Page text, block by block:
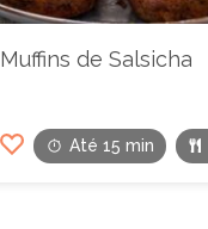
Muffins de Salsicha
Até 15 min